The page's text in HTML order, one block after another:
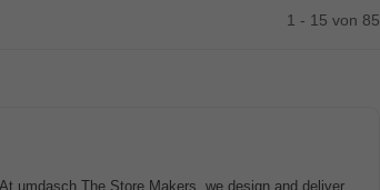
1 - 15 von 85
umdasch The Store Makers, we design and deliver